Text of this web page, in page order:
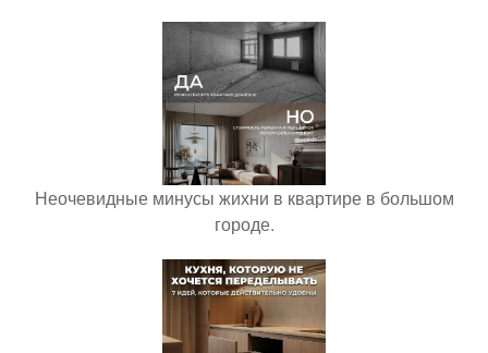
Неочевидные минусы жихни в квартире в большом
городе.